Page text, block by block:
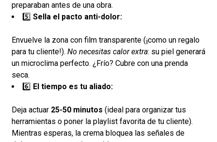
preparaban antes de una obra.
5️⃣ Sella el pacto anti-dolor:
Envuelve la zona con film transparente (¡como un regalo
para tu cliente!). No necesitas calor extra: su piel generará
un microclima perfecto. ¿Frío? Cubre con una prenda
seca.
6️⃣ El tiempo es tu aliado:
Deja actuar 25-50 minutos (ideal para organizar tus
herramientas o poner la playlist favorita de tu cliente).
Mientras esperas, la crema bloquea las señales de